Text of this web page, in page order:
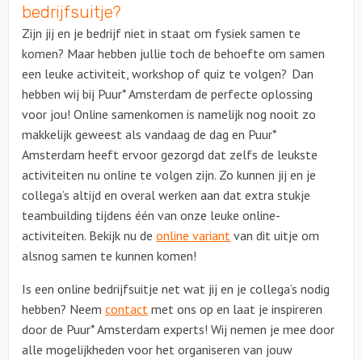
bedrijfsuitje?
Zijn jij en je bedrijf niet in staat om fysiek samen te
komen? Maar hebben jullie toch de behoefte om samen
een leuke activiteit, workshop of quiz te volgen? Dan
hebben wij bij Puur* Amsterdam de perfecte oplossing
voor jou! Online samenkomen is namelijk nog nooit zo
makkelijk geweest als vandaag de dag en Puur*
Amsterdam heeft ervoor gezorgd dat zelfs de leukste
activiteiten nu online te volgen zijn. Zo kunnen jij en je
collega’s altijd en overal werken aan dat extra stukje
teambuilding tijdens één van onze leuke online-
activiteiten. Bekijk nu de online variant van dit uitje om
alsnog samen te kunnen komen!
Is een online bedrijfsuitje net wat jij en je collega’s nodig
hebben? Neem contact met ons op en laat je inspireren
door de Puur* Amsterdam experts! Wij nemen je mee door
alle mogelijkheden voor het organiseren van jouw